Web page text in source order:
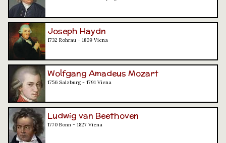
Joseph Haydn
1732 Rohrau - 1809 Viena
Wolfgang Amadeus Mozart
1756 Salzburg - 1791 Viena
Ludwig van Beethoven
1770 Bonn - 1827 Viena